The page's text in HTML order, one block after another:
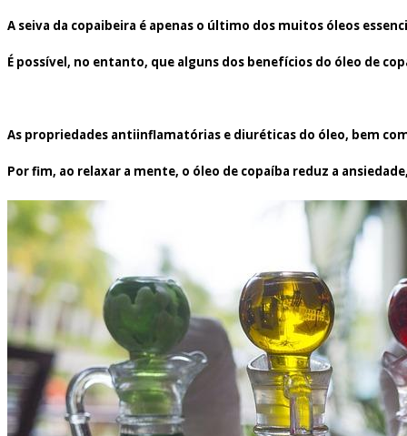
A seiva da copaibeira é apenas o último dos muitos óleos
É possível, no entanto, que alguns dos benefícios do óleo de
As propriedades antiinflamatórias e diuréticas do óleo, bem
Por fim, ao relaxar a mente, o óleo de copaíba reduz a